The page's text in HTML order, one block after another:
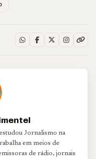
Jornalismo na
em meios de
de rádio, jornais